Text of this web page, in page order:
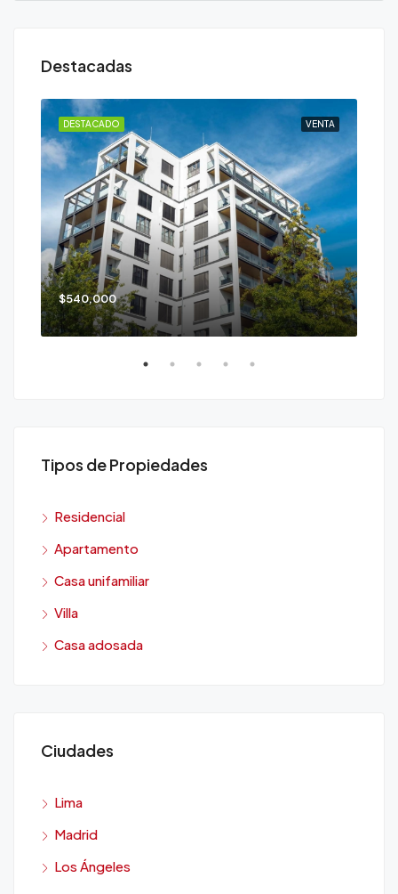
Destacadas
VENTA
DESTACADO
$540,000
Tipos de Propiedades
Residencial
Apartamento
Casa unifamiliar
Villa
Casa adosada
Ciudades
Lima
Madrid
Los Ángeles